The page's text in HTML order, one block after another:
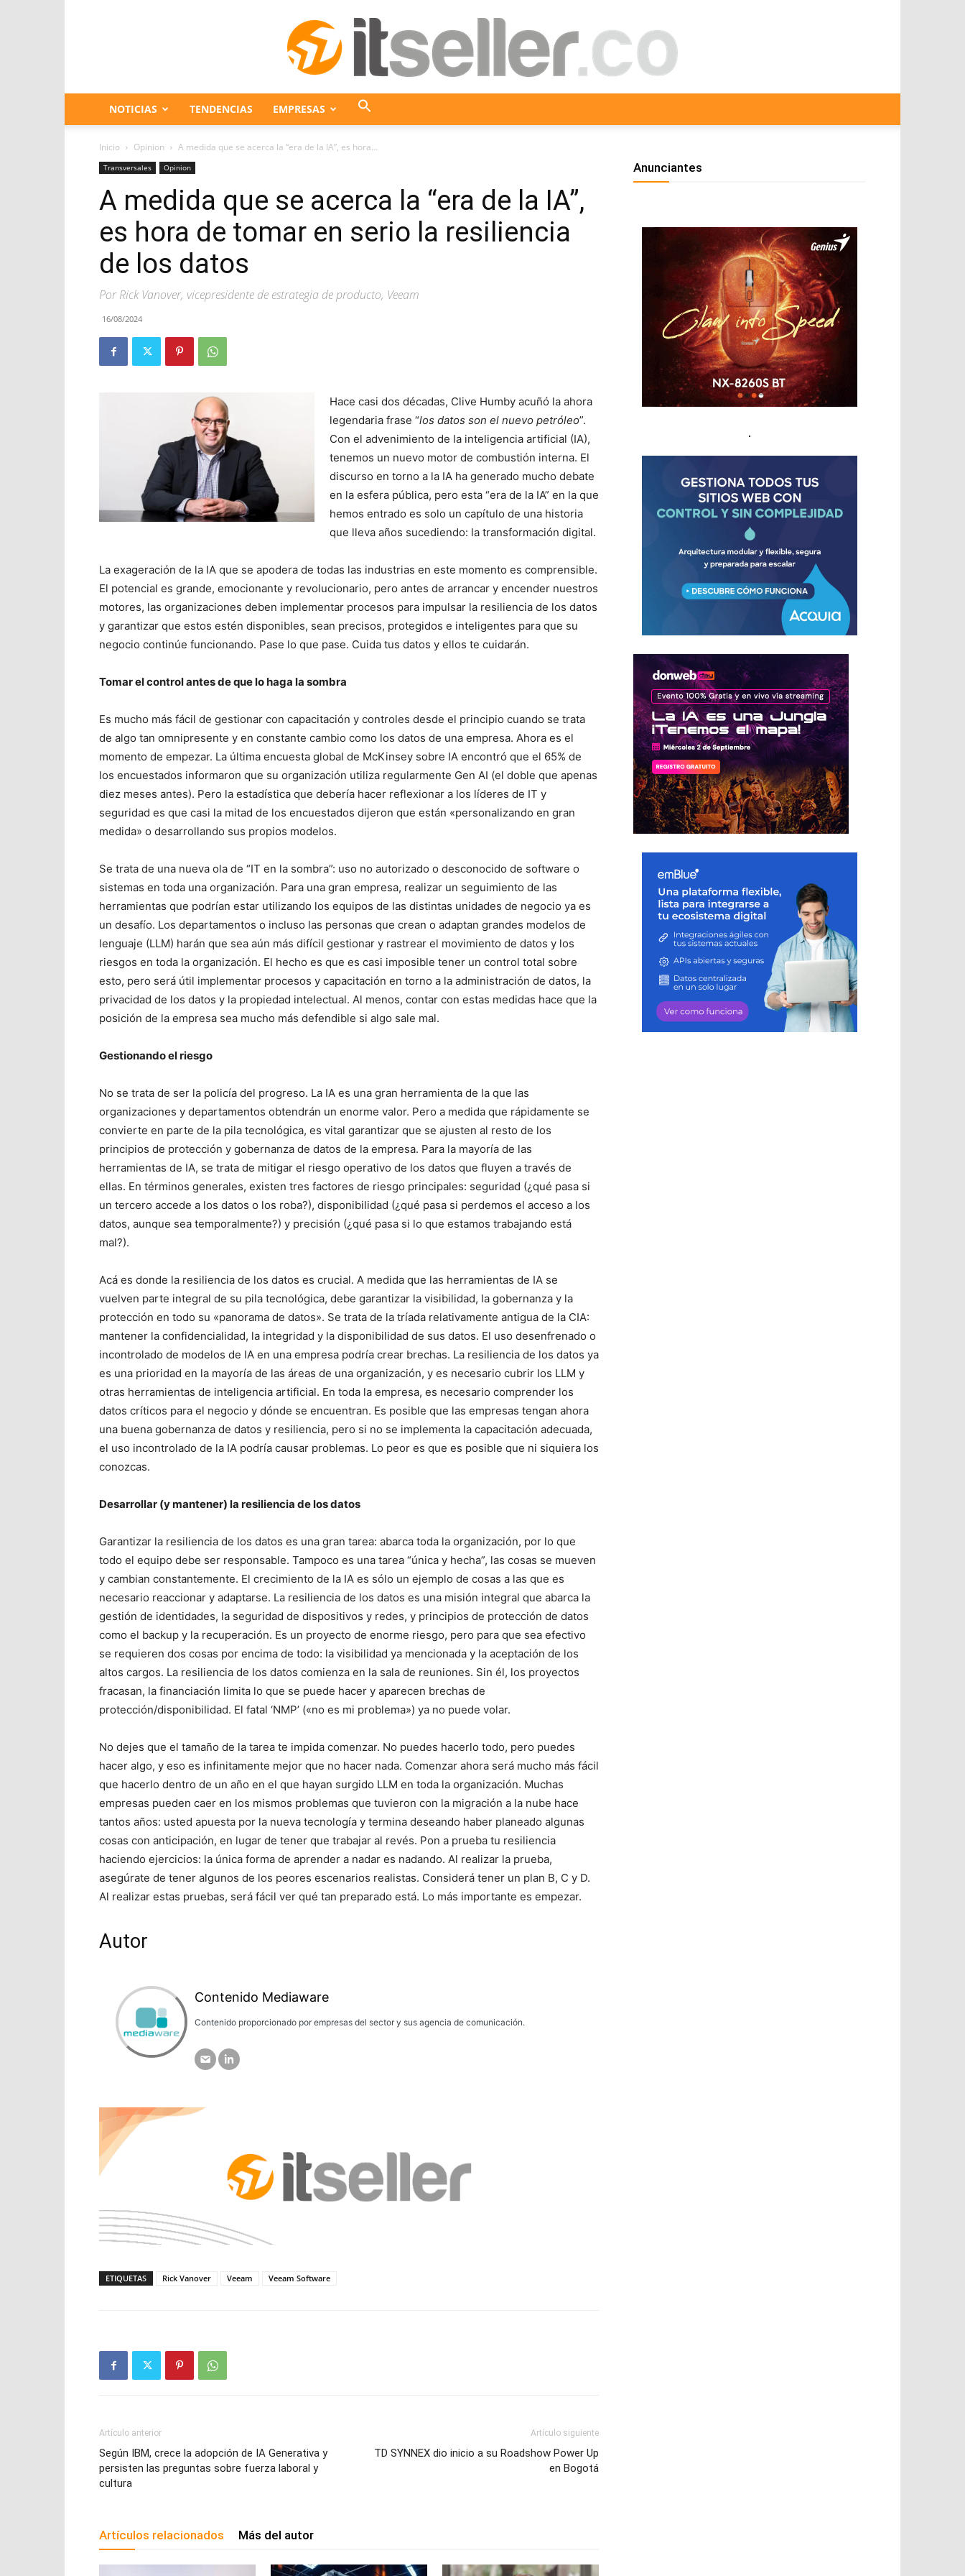
ITseller
NOTICIAS TENDENCIAS EMPRESAS
Inicio Opinion A medida que se acerca la “era de la IA”, es hora...
Transversales Opinion
A medida que se acerca la “era de la IA”,
es hora de tomar en serio la resiliencia
de los datos
Por Rick Vanover, vicepresidente de estrategia de producto, Veeam
16/08/2024
Hace casi dos décadas, Clive Humby acuñó la ahora
legendaria frase “los datos son el nuevo petróleo”.
Con el advenimiento de la inteligencia artificial (IA),
tenemos un nuevo motor de combustión interna. El
discurso en torno a la IA ha generado mucho debate
en la esfera pública, pero esta “era de la IA” en la que
hemos entrado es solo un capítulo de una historia
que lleva años sucediendo: la transformación digital.
La exageración de la IA que se apodera de todas las industrias en este momento es comprensible.
El potencial es grande, emocionante y revolucionario, pero antes de arrancar y encender nuestros
motores, las organizaciones deben implementar procesos para impulsar la resiliencia de los datos
y garantizar que estos estén disponibles, sean precisos, protegidos e inteligentes para que su
negocio continúe funcionando. Pase lo que pase. Cuida tus datos y ellos te cuidarán.
Tomar el control antes de que lo haga la sombra
Es mucho más fácil de gestionar con capacitación y controles desde el principio cuando se trata
de algo tan omnipresente y en constante cambio como los datos de una empresa. Ahora es el
momento de empezar. La última encuesta global de McKinsey sobre IA encontró que el 65% de
los encuestados informaron que su organización utiliza regularmente Gen AI (el doble que apenas
diez meses antes). Pero la estadística que debería hacer reflexionar a los líderes de IT y
seguridad es que casi la mitad de los encuestados dijeron que están «personalizando en gran
medida» o desarrollando sus propios modelos.
Se trata de una nueva ola de “IT en la sombra”: uso no autorizado o desconocido de software o
sistemas en toda una organización. Para una gran empresa, realizar un seguimiento de las
herramientas que podrían estar utilizando los equipos de las distintas unidades de negocio ya es
un desafío. Los departamentos o incluso las personas que crean o adaptan grandes modelos de
lenguaje (LLM) harán que sea aún más difícil gestionar y rastrear el movimiento de datos y los
riesgos en toda la organización. El hecho es que es casi imposible tener un control total sobre
esto, pero será útil implementar procesos y capacitación en torno a la administración de datos, la
privacidad de los datos y la propiedad intelectual. Al menos, contar con estas medidas hace que la
posición de la empresa sea mucho más defendible si algo sale mal.
Gestionando el riesgo
No se trata de ser la policía del progreso. La IA es una gran herramienta de la que las
organizaciones y departamentos obtendrán un enorme valor. Pero a medida que rápidamente se
convierte en parte de la pila tecnológica, es vital garantizar que se ajusten al resto de los
principios de protección y gobernanza de datos de la empresa. Para la mayoría de las
herramientas de IA, se trata de mitigar el riesgo operativo de los datos que fluyen a través de
ellas. En términos generales, existen tres factores de riesgo principales: seguridad (¿qué pasa si
un tercero accede a los datos o los roba?), disponibilidad (¿qué pasa si perdemos el acceso a los
datos, aunque sea temporalmente?) y precisión (¿qué pasa si lo que estamos trabajando está
mal?).
Acá es donde la resiliencia de los datos es crucial. A medida que las herramientas de IA se
vuelven parte integral de su pila tecnológica, debe garantizar la visibilidad, la gobernanza y la
protección en todo su «panorama de datos». Se trata de la tríada relativamente antigua de la CIA:
mantener la confidencialidad, la integridad y la disponibilidad de sus datos. El uso desenfrenado o
incontrolado de modelos de IA en una empresa podría crear brechas. La resiliencia de los datos ya
es una prioridad en la mayoría de las áreas de una organización, y es necesario cubrir los LLM y
otras herramientas de inteligencia artificial. En toda la empresa, es necesario comprender los
datos críticos para el negocio y dónde se encuentran. Es posible que las empresas tengan ahora
una buena gobernanza de datos y resiliencia, pero si no se implementa la capacitación adecuada,
el uso incontrolado de la IA podría causar problemas. Lo peor es que es posible que ni siquiera los
conozcas.
Desarrollar (y mantener) la resiliencia de los datos
Garantizar la resiliencia de los datos es una gran tarea: abarca toda la organización, por lo que
todo el equipo debe ser responsable. Tampoco es una tarea “única y hecha”, las cosas se mueven
y cambian constantemente. El crecimiento de la IA es sólo un ejemplo de cosas a las que es
necesario reaccionar y adaptarse. La resiliencia de los datos es una misión integral que abarca la
gestión de identidades, la seguridad de dispositivos y redes, y principios de protección de datos
como el backup y la recuperación. Es un proyecto de enorme riesgo, pero para que sea efectivo
se requieren dos cosas por encima de todo: la visibilidad ya mencionada y la aceptación de los
altos cargos. La resiliencia de los datos comienza en la sala de reuniones. Sin él, los proyectos
fracasan, la financiación limita lo que se puede hacer y aparecen brechas de
protección/disponibilidad. El fatal ‘NMP’ («no es mi problema») ya no puede volar.
No dejes que el tamaño de la tarea te impida comenzar. No puedes hacerlo todo, pero puedes
hacer algo, y eso es infinitamente mejor que no hacer nada. Comenzar ahora será mucho más fácil
que hacerlo dentro de un año en el que hayan surgido LLM en toda la organización. Muchas
empresas pueden caer en los mismos problemas que tuvieron con la migración a la nube hace
tantos años: usted apuesta por la nueva tecnología y termina deseando haber planeado algunas
cosas con anticipación, en lugar de tener que trabajar al revés. Pon a prueba tu resiliencia
haciendo ejercicios: la única forma de aprender a nadar es nadando. Al realizar la prueba,
asegúrate de tener algunos de los peores escenarios realistas. Considerá tener un plan B, C y D.
Al realizar estas pruebas, será fácil ver qué tan preparado está. Lo más importante es empezar.
Autor
Contenido Mediaware
Contenido proporcionado por empresas del sector y sus agencia de comunicación.
ETIQUETAS Rick Vanover Veeam Veeam Software
Artículo anterior
Según IBM, crece la adopción de IA Generativa y
persisten las preguntas sobre fuerza laboral y
cultura
Artículo siguiente
TD SYNNEX dio inicio a su Roadshow Power Up
en Bogotá
Artículos relacionados Más del autor
Anunciantes